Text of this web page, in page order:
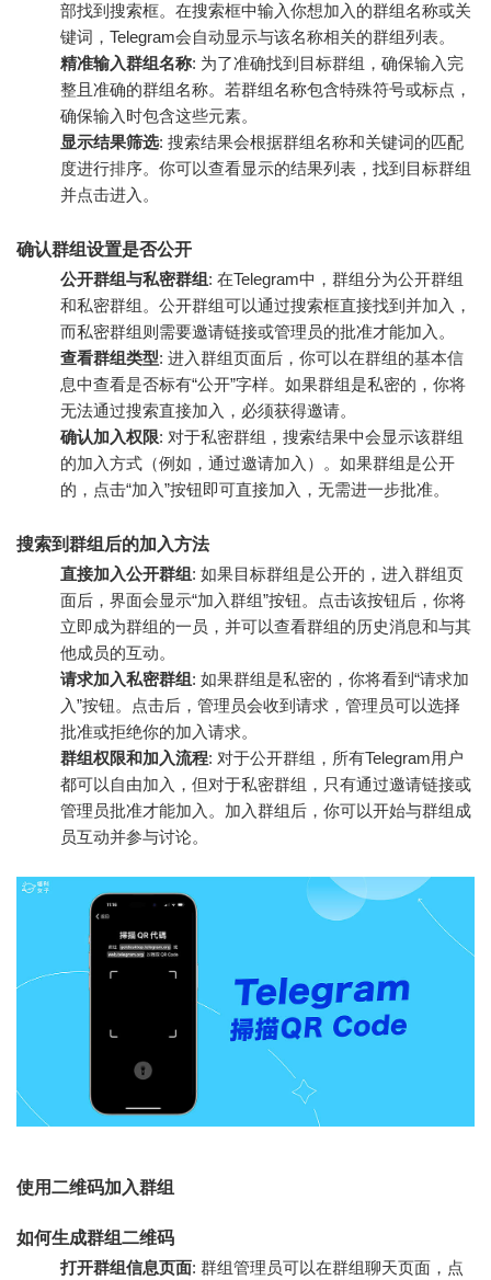
部找到搜索框。在搜索框中输入你想加入的群组名称或关
键词，Telegram会自动显示与该名称相关的群组列表。
精准输入群组名称: 为了准确找到目标群组，确保输入完
整且准确的群组名称。若群组名称包含特殊符号或标点，
确保输入时包含这些元素。
显示结果筛选: 搜索结果会根据群组名称和关键词的匹配
度进行排序。你可以查看显示的结果列表，找到目标群组
并点击进入。
确认群组设置是否公开
公开群组与私密群组: 在Telegram中，群组分为公开群组
和私密群组。公开群组可以通过搜索框直接找到并加入，
而私密群组则需要邀请链接或管理员的批准才能加入。
查看群组类型: 进入群组页面后，你可以在群组的基本信
息中查看是否标有“公开”字样。如果群组是私密的，你将
无法通过搜索直接加入，必须获得邀请。
确认加入权限: 对于私密群组，搜索结果中会显示该群组
的加入方式（例如，通过邀请加入）。如果群组是公开
的，点击“加入”按钮即可直接加入，无需进一步批准。
搜索到群组后的加入方法
直接加入公开群组: 如果目标群组是公开的，进入群组页
面后，界面会显示“加入群组”按钮。点击该按钮后，你将
立即成为群组的一员，并可以查看群组的历史消息和与其
他成员的互动。
请求加入私密群组: 如果群组是私密的，你将看到“请求加
入”按钮。点击后，管理员会收到请求，管理员可以选择
批准或拒绝你的加入请求。
群组权限和加入流程: 对于公开群组，所有Telegram用户
都可以自由加入，但对于私密群组，只有通过邀请链接或
管理员批准才能加入。加入群组后，你可以开始与群组成
员互动并参与讨论。
使用二维码加入群组
如何生成群组二维码
打开群组信息页面: 群组管理员可以在群组聊天页面，点